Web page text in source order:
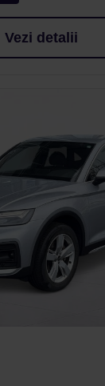
Vezi detalii